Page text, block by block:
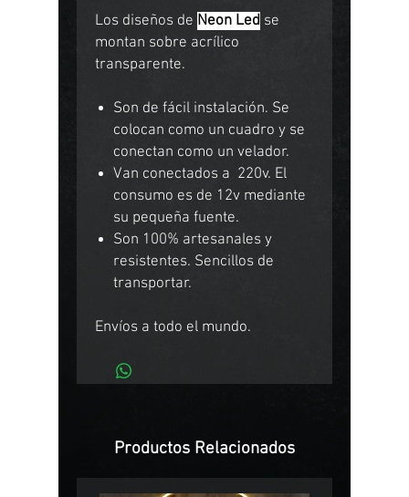
Los diseños de Neon Led se
montan sobre acrílico
transparente.
Son de fácil instalación. Se
colocan como un cuadro y se
conectan como un velador.
Van conectados a 220v. El
consumo es de 12v mediante
su pequeña fuente.
Son 100% artesanales y
resistentes. Sencillos de
transportar.
Envíos a todo el mundo.
Productos Relacionados